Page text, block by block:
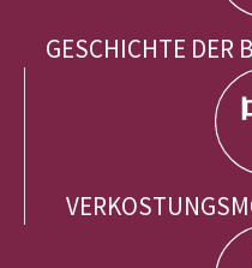
GESCHICHTE DER